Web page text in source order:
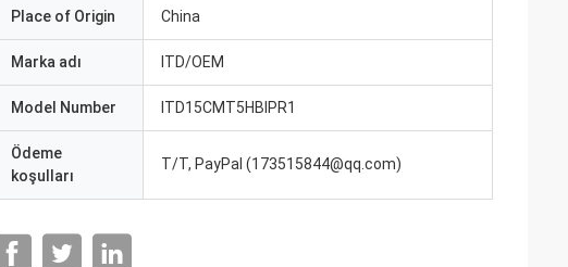
Place of Origin China
Marka adı ITD/OEM
Model Number ITD15CMT5HBIPR1
Ödeme
koşulları
T/T, PayPal (173515844@qq.com)